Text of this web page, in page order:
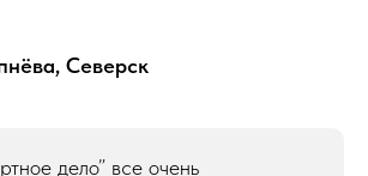
Северск
дело” все очень